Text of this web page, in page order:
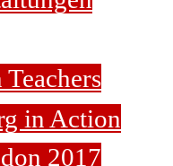
in Action
2017